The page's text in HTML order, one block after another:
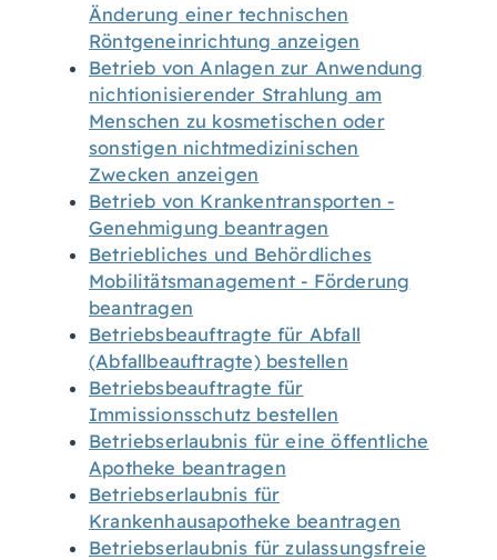
Änderung einer technischen
Röntgeneinrichtung anzeigen
Betrieb von Anlagen zur Anwendung
nichtionisierender Strahlung am
Menschen zu kosmetischen oder
sonstigen nichtmedizinischen
Zwecken anzeigen
Betrieb von Krankentransporten -
Genehmigung beantragen
Betriebliches und Behördliches
Mobilitätsmanagement - Förderung
beantragen
Betriebsbeauftragte für Abfall
(Abfallbeauftragte) bestellen
Betriebsbeauftragte für
Immissionsschutz bestellen
Betriebserlaubnis für eine öffentliche
Apotheke beantragen
Betriebserlaubnis für
Krankenhausapotheke beantragen
Betriebserlaubnis für zulassungsfreie